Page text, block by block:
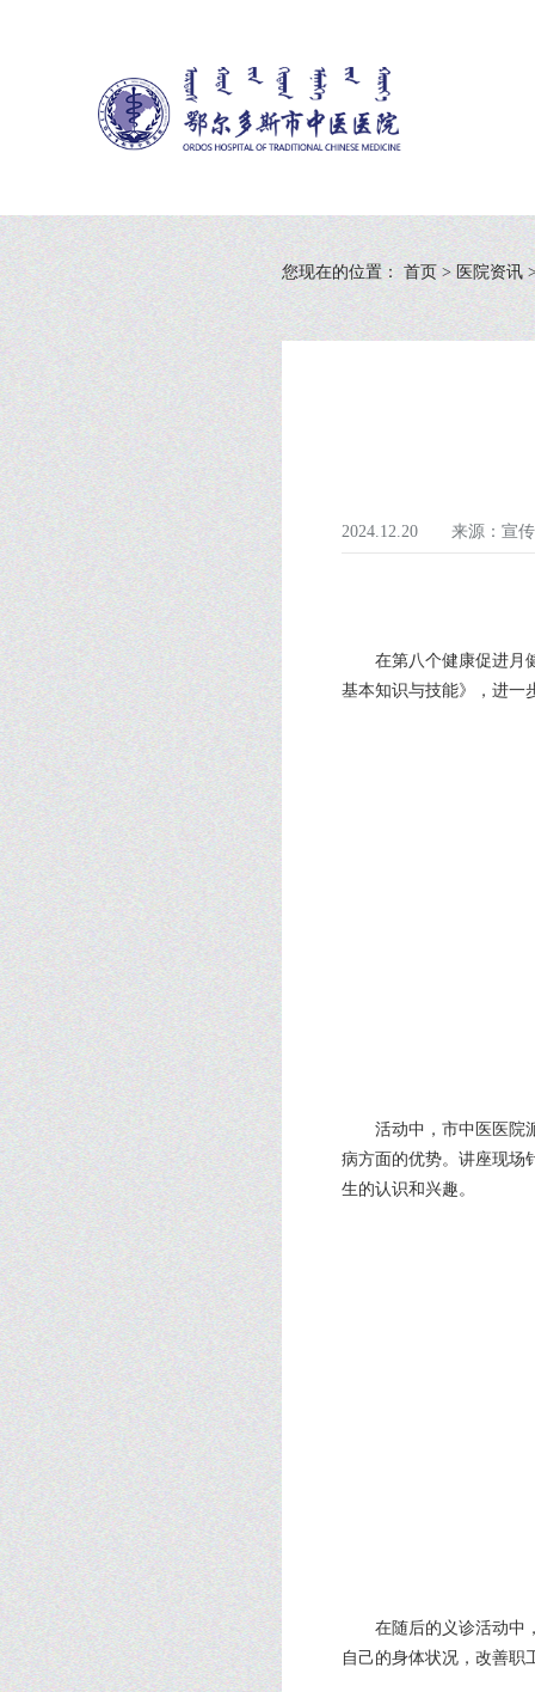
您现在的位置：首页 >医院资讯
2024.12.20 来源：宣
在第八个健康促进月
基本知识与技能》，进一
活动中，市中医医院
病方面的优势。讲座现场
生的认识和兴趣。
在随后的义诊活动中
自己的身体状况，改善职